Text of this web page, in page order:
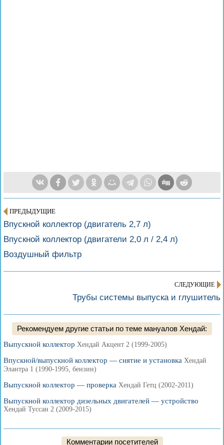
ПРЕДЫДУЩИЕ
Впускной коллектор (двигатель 2,7 л)
Впускной коллектор (двигатели 2,0 л / 2,4 л)
Воздушный фильтр
СЛЕДУЮЩИЕ
Трубы системы выпуска и глушитель
Рекомендуем другие статьи по теме мануалов Хендай:
Выпускной коллектор Хендай Акцент 2 (1999-2005)
Впускной/выпускной коллектор — снятие и установка Хендай
Элантра 1 (1990-1995, бензин)
Выпускной коллектор — проверка Хендай Гетц (2002-2011)
Выпускной коллектор дизельных двигателей — устройство
Хендай Туссан 2 (2009-2015)
Комментарии посетителей